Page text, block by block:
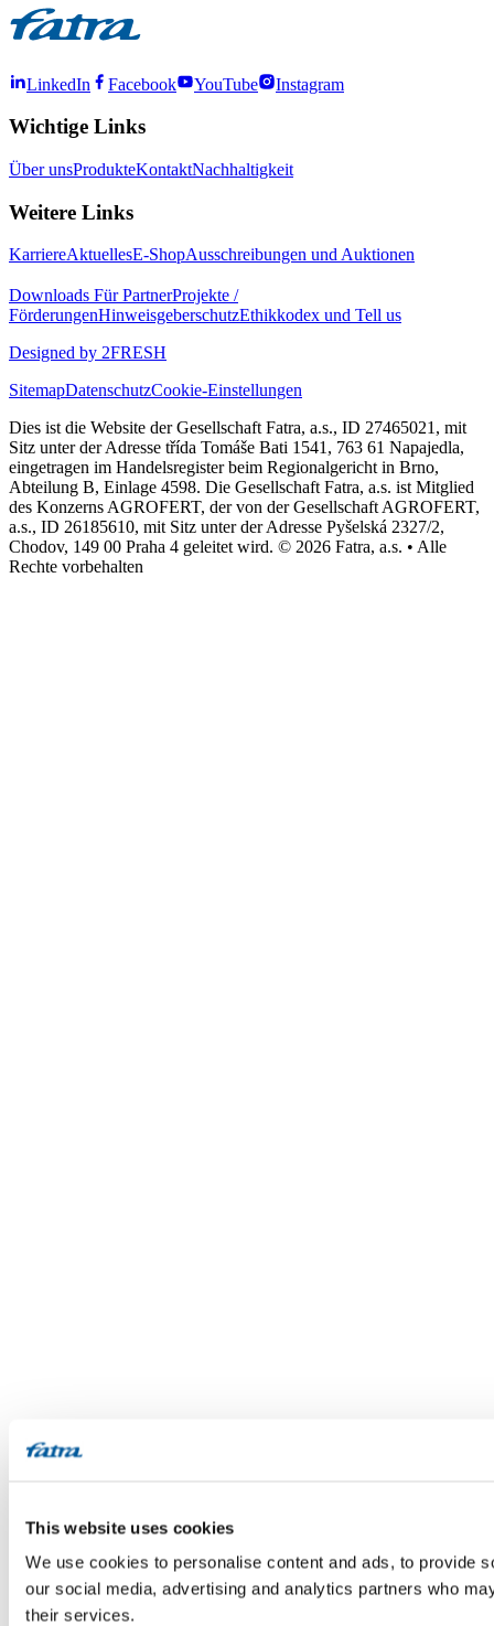
This website uses cookies
We use cookies to personalise content and ads, to provide
our social media, advertising and analytics partners who
their services.
LinkedIn Facebook YouTube Instagram
Wichtige Links
Über unsProdukteKontaktNachhaltigkeit
Weitere Links
KarriereAktuellesE-ShopAusschreibungen und Auktionen
Downloads Für PartnerProjekte /
FörderungenHinweisgeberschutzEthikkodex und Tell us
Designed by 2FRESH
SitemapDatenschutzCookie-Einstellungen
Dies ist die Website der Gesellschaft Fatra, a.s., ID 27465021, mit
Sitz unter der Adresse třída Tomáše Bati 1541, 763 61 Napajedla,
eingetragen im Handelsregister beim Regionalgericht in Brno,
Abteilung B, Einlage 4598. Die Gesellschaft Fatra, a.s. ist Mitglied
des Konzerns AGROFERT, der von der Gesellschaft AGROFERT,
a.s., ID 26185610, mit Sitz unter der Adresse Pyšelská 2327/2,
Chodov, 149 00 Praha 4 geleitet wird. © 2026 Fatra, a.s. • Alle
Rechte vorbehalten